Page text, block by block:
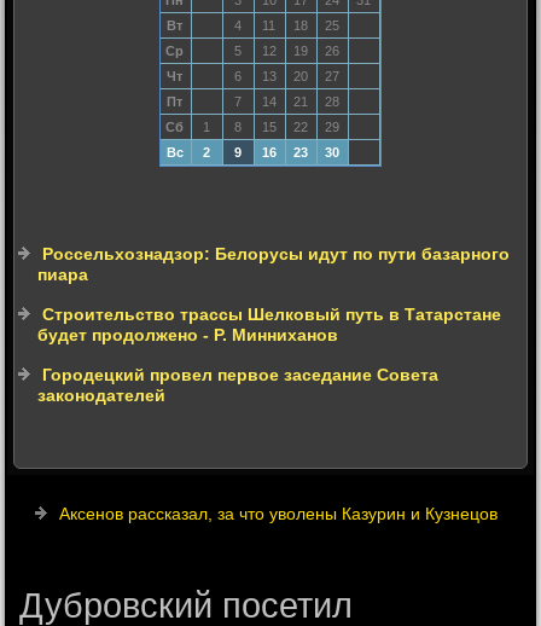
Вт
4 11 18
25
Ср
5 12 19
26
Чт
6 13 20
27
Пт
7 14 21
28
Сб
1 8 15 22
29
Вс
2 9 16 23 30
Россельхознадзор: Белорусы идут по пути базарного
пиара
Строительство трассы Шелковый путь в Татарстане
будет продолжено - Р. Минниханов
Городецкий провел первое заседание Совета
законодателей
Аксенов рассказал, за что уволены Казурин и Кузнецов
Дубровский посетил